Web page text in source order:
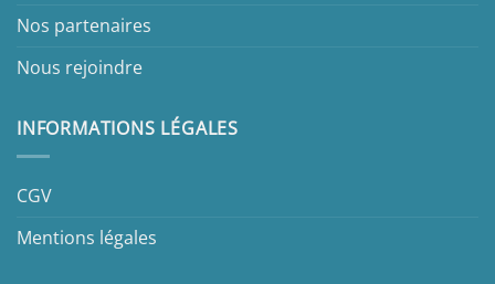
Nos partenaires
Nous rejoindre
INFORMATIONS LÉGALES
CGV
Mentions légales